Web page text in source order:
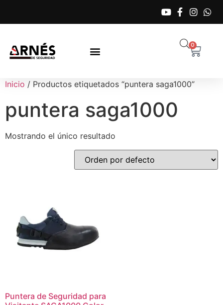
0
Inicio / Productos etiquetados “puntera saga1000”
puntera saga1000
Mostrando el único resultado
Puntera de Seguridad para